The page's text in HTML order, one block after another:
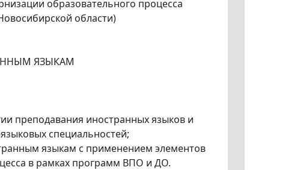
образовательного процесса
области)
ЯЗЫКАМ
преподавания иностранных языков и
специальностей;
языкам с применением элементов
в рамках программ ВПО и ДО.